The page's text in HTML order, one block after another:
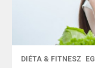
DIÉTA & FITNESZ